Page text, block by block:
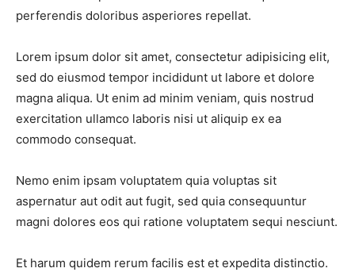
perferendis doloribus asperiores repellat.
Lorem ipsum dolor sit amet, consectetur adipisicing elit,
sed do eiusmod tempor incididunt ut labore et dolore
magna aliqua. Ut enim ad minim veniam, quis nostrud
exercitation ullamco laboris nisi ut aliquip ex ea
commodo consequat.
Nemo enim ipsam voluptatem quia voluptas sit
aspernatur aut odit aut fugit, sed quia consequuntur
magni dolores eos qui ratione voluptatem sequi nesciunt.
Et harum quidem rerum facilis est et expedita distinctio.